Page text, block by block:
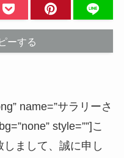
ーする
name=”サラリーさ
style=””]こ
まして、誠に申し